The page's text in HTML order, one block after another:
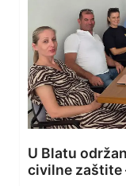
U Blatu
civilne zaštite